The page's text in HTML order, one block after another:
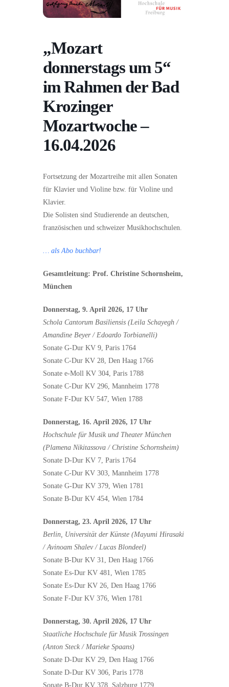
„Mozart
donnerstags um 5“
im Rahmen der Bad
Krozinger
Mozartwoche –
16.04.2026
Fortsetzung der Mozartreihe mit allen Sonaten
für Klavier und Violine bzw. für Violine und
Klavier.
Die Solisten sind Studierende an deutschen,
französischen und schweizer Musikhochschulen.
… als Abo buchbar!
Gesamtleitung: Prof. Christine Schornsheim,
München
Donnerstag, 9. April 2026, 17 Uhr
Schola Cantorum Basiliensis (Leila Schayegh /
Amandine Beyer / Edoardo Torbianelli)
Sonate G-Dur KV 9, Paris 1764
Sonate C-Dur KV 28, Den Haag 1766
Sonate e-Moll KV 304, Paris 1788
Sonate C-Dur KV 296, Mannheim 1778
Sonate F-Dur KV 547, Wien 1788
Donnerstag, 16. April 2026, 17 Uhr
Hochschule für Musik und Theater München
(Plamena Nikitassova / Christine Schornsheim)
Sonate D-Dur KV 7, Paris 1764
Sonate C-Dur KV 303, Mannheim 1778
Sonate G-Dur KV 379, Wien 1781
Sonate B-Dur KV 454, Wien 1784
Donnerstag, 23. April 2026, 17 Uhr
Berlin, Universität der Künste (Mayumi Hirasaki
/ Avinoam Shalev / Lucas Blondeel)
Sonate B-Dur KV 31, Den Haag 1766
Sonate Es-Dur KV 481, Wien 1785
Sonate Es-Dur KV 26, Den Haag 1766
Sonate F-Dur KV 376, Wien 1781
Donnerstag, 30. April 2026, 17 Uhr
Staatliche Hochschule für Musik Trossingen
(Anton Steck / Marieke Spaans)
Sonate D-Dur KV 29, Den Haag 1766
Sonate D-Dur KV 306, Paris 1778
Sonate B-Dur KV 378, Salzburg 1779